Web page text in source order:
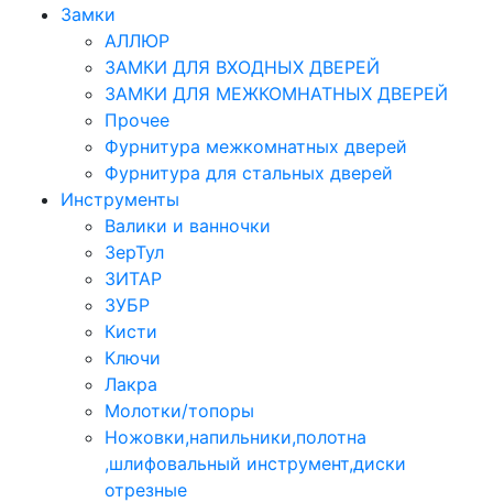
Замки
АЛЛЮР
ЗАМКИ ДЛЯ ВХОДНЫХ ДВЕРЕЙ
ЗАМКИ ДЛЯ МЕЖКОМНАТНЫХ ДВЕРЕЙ
Прочее
Фурнитура межкомнатных дверей
Фурнитура для стальных дверей
Инструменты
Валики и ванночки
ЗерТул
ЗИТАР
ЗУБР
Кисти
Ключи
Лакра
Молотки/топоры
Ножовки,напильники,полотна
,шлифовальный инструмент,диски
отрезные